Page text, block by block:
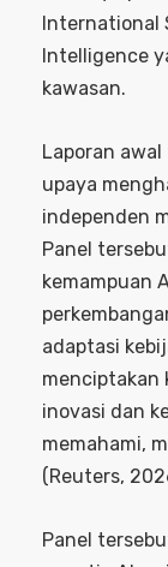
International
Intelligence
kawasan.
Laporan
upaya
independen
Panel
kemampuan
adaptasi
menciptakan
inovasi dan
memahami,
(Reuters,
Panel